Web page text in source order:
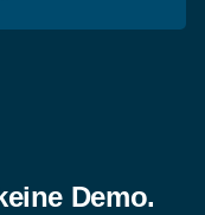
Demo.